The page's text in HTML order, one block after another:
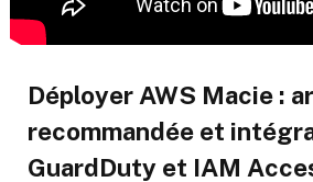
Déployer AWS Macie :
recommandée et
GuardDuty et IAM